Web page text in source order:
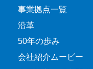
事業拠点一覧
沿革
50年の歩み
会社紹介ムービー